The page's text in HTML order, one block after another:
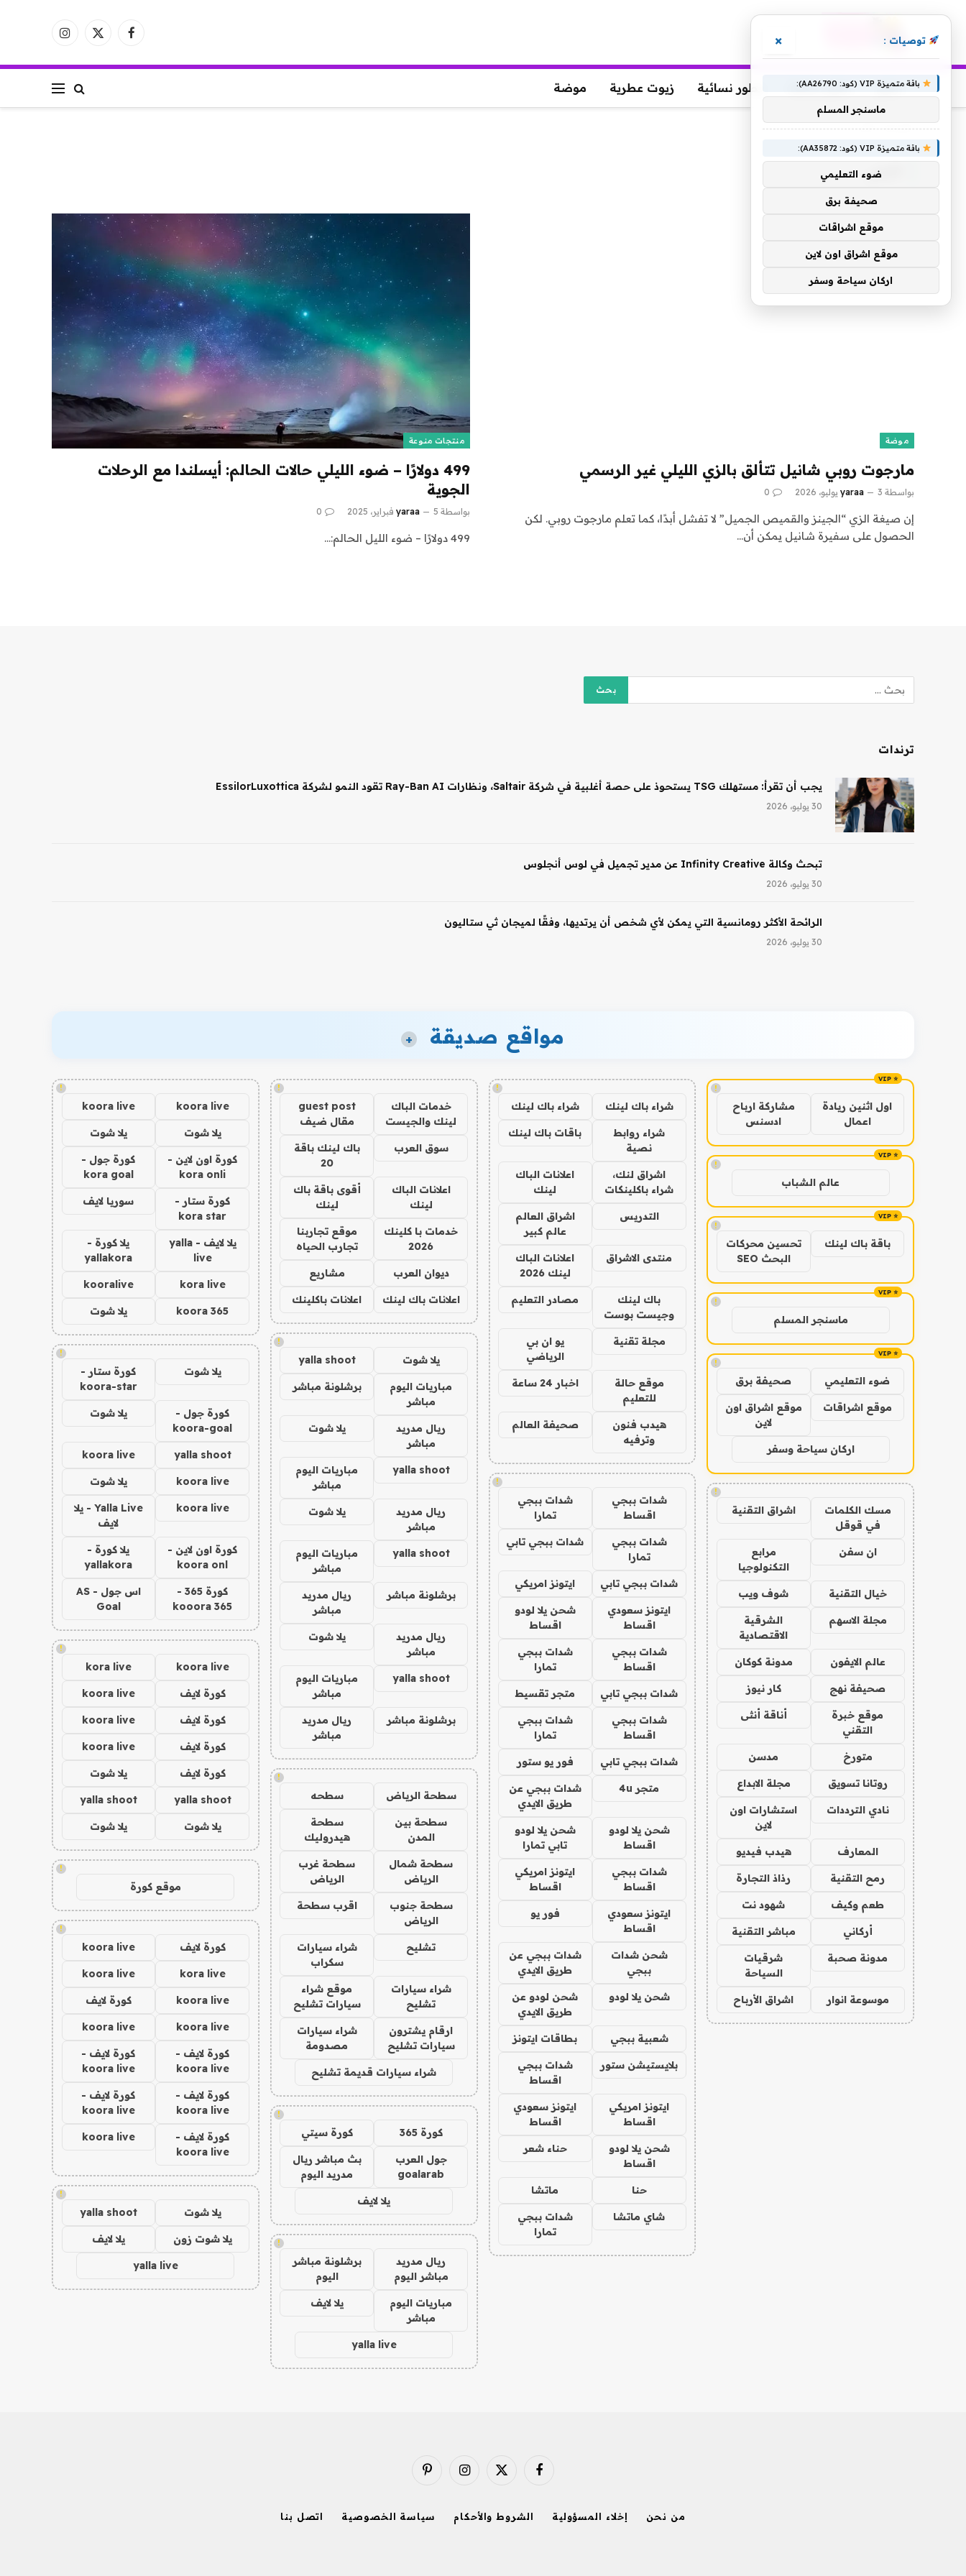
فيسبوكX
الانستغرام
عطور عطور رجالية عطور نسائية زيوت عطرية موضة
الرئيسية »الليلي
الليلي
موضة
مارجوت روبي شانيل تتألق بالزي الليلي غير الرسمي
بواسطة yaraa 3 يوليو، 2026 0
إن صيغة الزي “الجينز والقميص الجميل” لا تفشل أبدًا، كما تعلم مارجوت روبي. لكن
الحصول على سفيرة شانيل يمكن أن…
منتجات منوعة
499 دولارًا – ضوء الليلي حالات الحالم: أيسلندا مع الرحلات
الجوية
بواسطة yaraa 5 فبراير، 2025 0
499 دولارًا – ضوء الليل الحالم:…
ترندات
يجب أن تقرأ: مستهلك TSG يستحوذ على حصة أغلبية في شركة Saltair، ونظارات Ray-Ban AI تقود النمو لشركة EssilorLuxottica
30 يوليو، 2026
تبحث وكالة Infinity Creative عن مدير تجميل في لوس أنجلوس
30 يوليو، 2026
الرائحة الأكثر رومانسية التي يمكن لأي شخص أن يرتديها، وفقًا لميجان ثي ستاليون
30 يوليو، 2026
مواقع صديقة +
!
اول اثنين ريادة
اعمال
مشاركة ارباح
ادسنس
!
عالم الشباب
!
باقة باك لينك
تحسين محركات
البحث SEO
!
ماسنجر المسلم
!
ضوء التعليمي صحيفة برق
موقع اشراقات
موقع اشراق اون
لاين
اركان سياحة وسفر
!
مسك الكلمات
في قوقل
اشراق التقنية
ان سفن
مرابع
التكنولوجيا
خيال التقنية شوف ويب
مجلة الاسهم
الشرقية
الاقتصادية
عالم الايفون مدونة كوكان
صحيفة نهج كار نيوز
موقع خبرة
التقني
أناقة أنثى
متورخ مدسن
روتانا تسويق مجلة الابداع
نادي الترددات
استشارات اون
لاين
المعارف هيدب فيديو
رمح التقنية رذاذ التجارة
طعم وكيف شهود نت
أركاني مباشر التقنية
مدونة صحبة
شرقيات
السياحة
موسوعة انوار اشراق الأرباح
!
شراء باك لينك شراء باك لينك
شراء روابط
نصية
باقات باك لينك
اشراق لنك،
شراء باكلينكات
اعلانات الباك
لينك
التدريس
اشراق العالم
عالم كبير
منتدى الاشراق
اعلانات الباك
لينك 2026
باك لينك
وجيست بوست
مصادر التعليم
مجلة تقنية
يو ان بي
الرياضي
موقع حالة
للتعليم
اخبار 24 ساعة
هيدب فنون
وترفيه
صحيفة العالم
!
شدات ببجي
اقساط
شدات ببجي
تمارا
شدات ببجي
تمارا
شدات ببجي تابي
شدات ببجي تابي ايتونز امريكي
ايتونز سعودي
اقساط
شحن يلا لودو
اقساط
شدات ببجي
اقساط
شدات ببجي
تمارا
شدات ببجي تابي متجر تقسيط
شدات ببجي
اقساط
شدات ببجي
تمارا
شدات ببجي تابي فور يو ستور
متجر 4u
شدات ببجي عن
طريق الايدي
شحن يلا لودو
اقساط
شحن يلا لودو
تابي تمارا
شدات ببجي
اقساط
ايتونز امريكي
اقساط
ايتونز سعودي
اقساط
فور يو
شحن شدات
ببجي
شدات ببجي عن
طريق الايدي
شحن يلا لودو
شحن لودو عن
طريق الايدي
شعبية ببجي بطاقات ايتونز
بلايستيشن ستور
شدات ببجي
اقساط
ايتونز امريكي
اقساط
ايتونز سعودي
اقساط
شحن يلا لودو
اقساط
حناء شعر
حنا ماتشا
شاي ماتشا
شدات ببجي
تمارا
!
خدمات الباك
لينك والجيست
guest post
مقال ضيف
سوق العرب
باك لينك باقة
20
اعلانات الباك
لينك
أقوى باقة باك
لينك
خدمات با كلينك
2026
موقع تجاربنا
تجارب الحياه
ديوان العرب مشاريع
اعلانات باك لينك اعلانات باكلينك
!
يلا شوت yalla shoot
مباريات اليوم
مباشر
برشلونة مباشر
ريال مدريد
مباشر
يلا شوت
yalla shoot
مباريات اليوم
مباشر
ريال مدريد
مباشر
يلا شوت
yalla shoot
مباريات اليوم
مباشر
برشلونة مباشر
ريال مدريد
مباشر
ريال مدريد
مباشر
يلا شوت
yalla shoot
مباريات اليوم
مباشر
برشلونة مباشر
ريال مدريد
مباشر
!
سطحة الرياض سطحه
سطحة بين
المدن
سطحة
هيدروليك
سطحة شمال
الرياض
سطحة غرب
الرياض
سطحة جنوب
الرياض
اقرب سطحة
تشليح
شراء سيارات
سكراب
شراء سيارات
تشليح
موقع شراء
سيارات تشليح
ارقام يشترون
سيارات تشليح
شراء سيارات
مصدومة
شراء سيارات قديمة تشليح
!
كورة 365 كورة سيتي
جول العرب
goalarab
بث مباشر ريال
مدريد اليوم
يلا لايف
!
ريال مدريد
مباشر اليوم
برشلونة مباشر
اليوم
مباريات اليوم
مباشر
يلا لايف
yalla live
!
koora live
koora live
يلا شوت يلا شوت
كورة اون لاين -
kora onli
كورة جول -
kora goal
كورة ستار -
kora star
سوريا لايف
يلا لايف - yalla
live
يلا كورة -
yallakora
kora live
kooralive
koora 365 يلا شوت
!
يلا شوت
كورة ستار -
koora-star
كورة جول -
koora-goal
يلا شوت
yalla shoot
koora live
koora live يلا شوت
koora live
Yalla Live - يلا
لايف
كورة اون لاين -
koora onl
يلا كورة -
yallakora
كورة 365 -
kooora 365
اس جول - AS
Goal
!
koora live
kora live
كورة لايف koora live
كورة لايف koora live
كورة لايف koora live
كورة لايف يلا شوت
yalla shoot
yalla shoot
يلا شوت يلا شوت
!
موقع كورة
!
كورة لايف koora live
kora live
koora live
koora live كورة لايف
koora live
koora live
كورة لايف -
koora live
كورة لايف -
koora live
كورة لايف -
koora live
كورة لايف -
koora live
كورة لايف -
koora live
koora live
!
يلا شوت yalla shoot
يلا شوت زون يلا لايف
yalla live
توصيات : ×
باقة متميزة VIP (كود: AA26790):
ماسنجر المسلم
باقة متميزة VIP (كود: AA35872):
ضوء التعليمي
صحيفة برق
موقع اشراقات
موقع اشراق اون لاين
اركان سياحة وسفر
فيسبوك X
الانستغرامبينتيريست
من نحن إخلاء المسؤولية الشروط والأحكام سياسة الخصوصية اتصل بنا